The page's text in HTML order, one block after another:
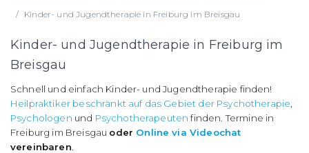
Kinder- und Jugendtherapie in Freiburg im Breisgau
Kinder- und Jugendtherapie in Freiburg im
Breisgau
Schnell und einfach Kinder- und Jugendtherapie finden!
Heilpraktiker beschränkt auf das Gebiet der Psychotherapie
Psychologen und Psychotherapeuten finden. Termine in
Freiburg im Breisgau oder Online via Videochat
vereinbaren